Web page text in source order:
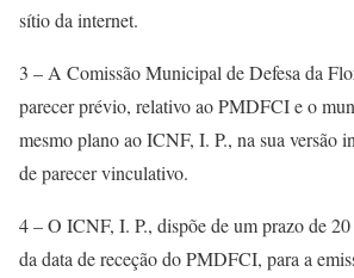
sítio da internet.
3 – A Comissão Municipal de Defesa da
parecer prévio, relativo ao PMDFCI e o
mesmo plano ao ICNF, I. P., na sua versão
de parecer vinculativo.
4 – O ICNF, I. P., dispõe de um prazo de
da data de receção do PMDFCI, para a